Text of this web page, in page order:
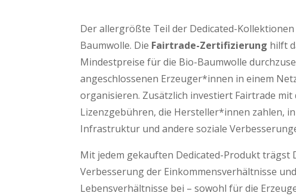
Der allergrößte Teil der Dedicated-
Baumwolle. Die Fairtrade-Zertifizierung hilft
Mindestpreise für die Bio-Baumwolle
angeschlossenen Erzeuger*innen in einem
organisieren. Zusätzlich investiert Fairtrade mit
Lizenzgebühren, die Hersteller*innen zahlen, in
Infrastruktur und andere soziale
Mit jedem gekauften Dedicated-Produkt trägst
Verbesserung der Einkommensverhältnisse und
Lebensverhältnisse bei – sowohl für die